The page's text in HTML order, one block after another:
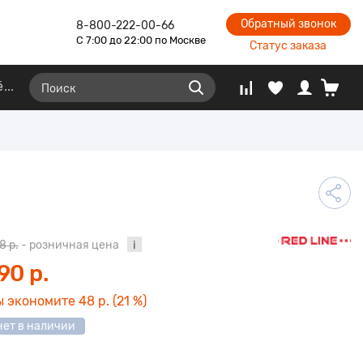
8-800-222-00-66
С 7:00 до 22:00 по Москве
Обратный звонок
Статус заказа
р. - розничная цена
р.
экономите 48 р. (21 %)
в наличии